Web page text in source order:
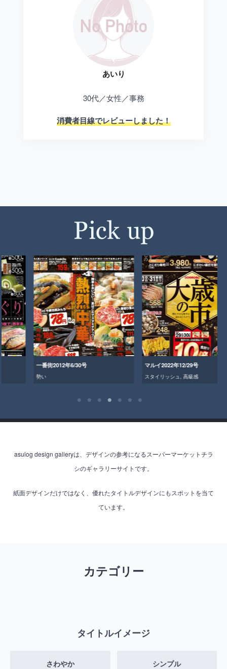
あいり
30代／女性／事務
消費者目線でレビューしました！
一番街2012年6/30号 マルイ2022年12/29号
スタイリッシュ,高級感
asulog design galleryは、デザインの参考になるスーパーマーケットチラ
シのギャラリーサイトです。
紙面デザインだけではなく、優れたタイトルデザインにもスポットを当て
ています。
カテゴリー
タイトルイメージ
さわやか シンプル